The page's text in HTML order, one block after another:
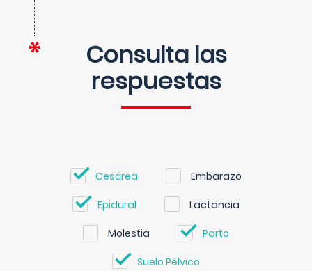
Consulta las
respuestas
Cesárea Embarazo
Epidural Lactancia
Molestia Parto
Suelo Pélvico